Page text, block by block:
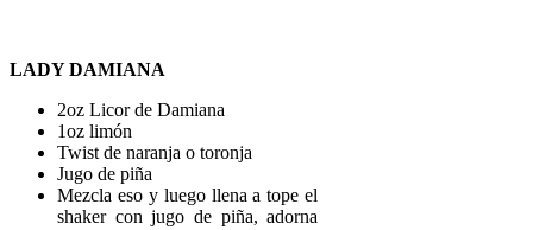
LADY DAMIANA
2oz Licor de Damiana
1oz limón
Twist de naranja o toronja
Jugo de piña
Mezcla eso y luego llena a tope el
shaker con jugo de piña, adorna